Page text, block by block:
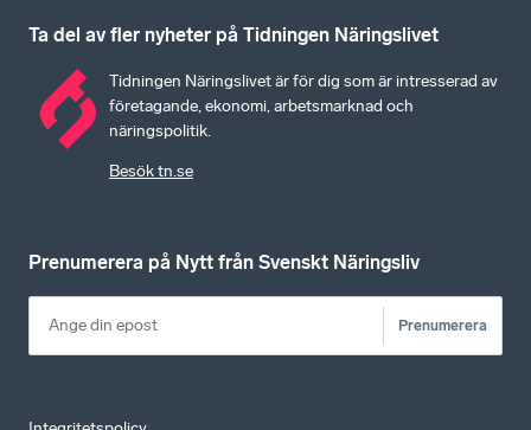
Ta del av fler nyheter på Tidningen Näringslivet
Tidningen Näringslivet är för dig som är intresserad av
företagande, ekonomi, arbetsmarknad och
näringspolitik.
Besök tn.se
Prenumerera på Nytt från Svenskt Näringsliv
Prenumerera